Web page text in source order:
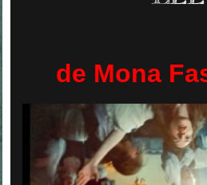
de Mona